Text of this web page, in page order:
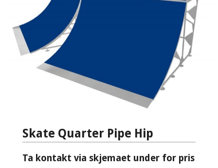
Skate Quarter Pipe Hip
Ta kontakt via skjemaet under for pris